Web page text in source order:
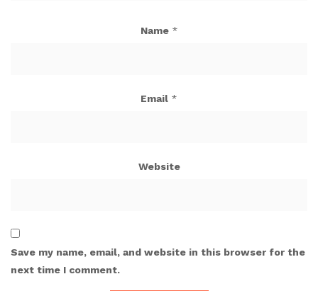
Name *
Email *
Website
Save my name, email, and website in this browser for the
next time I comment.